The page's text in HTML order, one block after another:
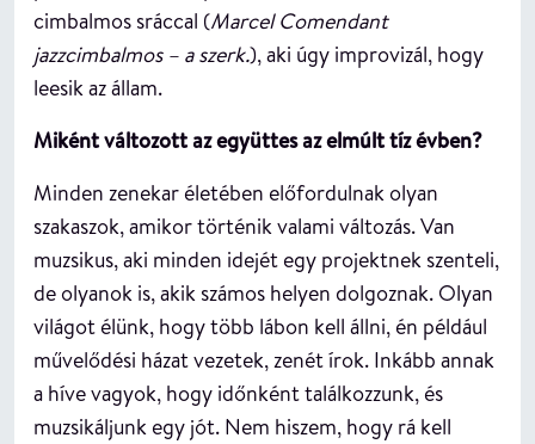
cimbalmos sráccal (Marcel Comendant
jazzcimbalmos – a szerk.), aki úgy improvizál, hogy
leesik az állam.
Miként változott az együttes az elmúlt tíz évben?
Minden zenekar életében előfordulnak olyan
szakaszok, amikor történik valami változás. Van
muzsikus, aki minden idejét egy projektnek szenteli,
de olyanok is, akik számos helyen dolgoznak. Olyan
világot élünk, hogy több lábon kell állni, én például
művelődési házat vezetek, zenét írok. Inkább annak
a híve vagyok, hogy időnként találkozzunk, és
muzsikáljunk egy jót. Nem hiszem, hogy rá kell